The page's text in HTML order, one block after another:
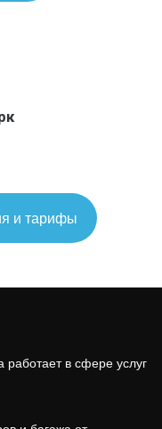
и тарифы
в сфере услуг